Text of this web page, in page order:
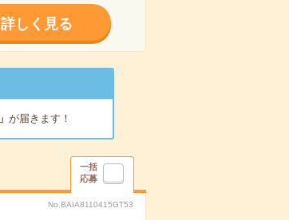
詳しく見る
が届きます！
一括
応募
No.BAIA8110415GT53